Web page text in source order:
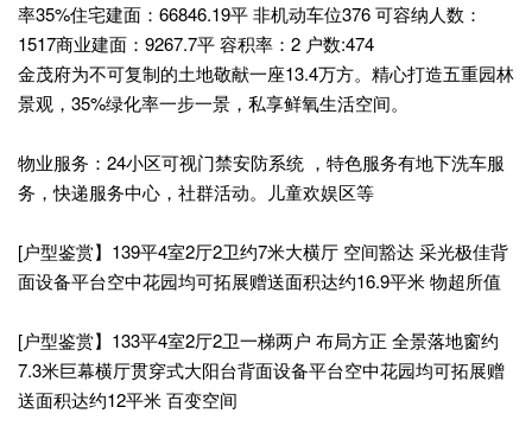
率35%住宅建面：66846.19平 非机动车位376 可容纳人数：
1517商业建面：9267.7平 容积率：2 户数:474
金茂府为不可复制的土地敬献一座13.4万方。精心打造五重园林
景观，35%绿化率一步一景，私享鲜氧生活空间。
物业服务：24小区可视门禁安防系统 ，特色服务有地下洗车服
务，快递服务中心，社群活动。儿童欢娱区等
[户型鉴赏】139平4室2厅2卫约7米大横厅 空间豁达 采光极佳背
面设备平台空中花园均可拓展赠送面积达约16.9平米 物超所值
[户型鉴赏】133平4室2厅2卫一梯两户 布局方正 全景落地窗约
7.3米巨幕横厅贯穿式大阳台背面设备平台空中花园均可拓展赠
送面积达约12平米 百变空间